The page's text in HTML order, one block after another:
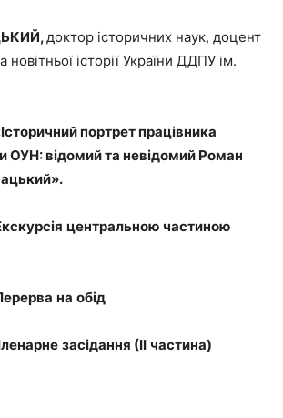
,доктор історичних наук, доцент
новітньої історії України ДДПУ ім.
портрет працівника
ОУН: відомий та невідомий Роман
центральною частиною
на обід
засідання (ІІ частина)